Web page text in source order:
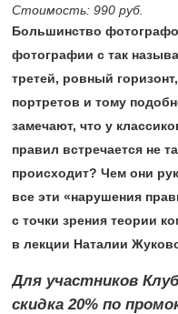
Стоимость: 990 руб.
Большинство
фотографии с так
третей, ровный
портретов и тому
замечают, что у
правил встречается не
происходит? Чем они
все эти «нарушения
с точки зрения теории
в лекции Наталии
Для участников
скидка 20% по